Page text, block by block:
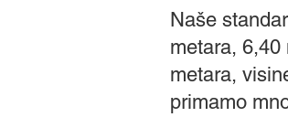
Naše
metara, 6,40
metara,
primamo